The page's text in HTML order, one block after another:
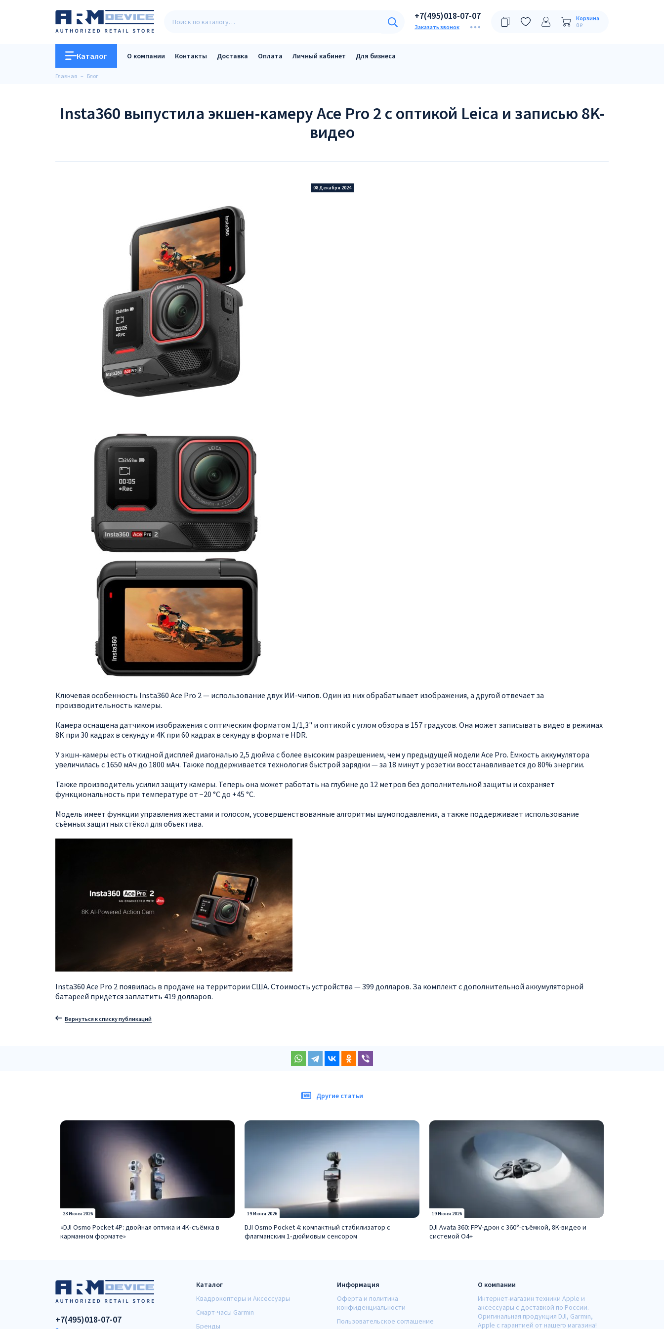
+7(495)018-07-07
Заказать звонок
Корзина
0 ₽
Каталог О компании Контакты Доставка Оплата Личный кабинет Для бизнеса
Главная Блог
Insta360 выпустила экшен-камеру Ace Pro 2 с оптикой Leica и записью 8K-
видео
08 Декабря 2024
Ключевая особенность Insta360 Ace Pro 2 — использование двух ИИ-чипов. Один из них обрабатывает изображения, а другой отвечает за
производительность камеры.
Камера оснащена датчиком изображения с оптическим форматом 1/1,3" и оптикой с углом обзора в 157 градусов. Она может записывать видео в режимах
8K при 30 кадрах в секунду и 4K при 60 кадрах в секунду в формате HDR.
У экшн-камеры есть откидной дисплей диагональю 2,5 дюйма с более высоким разрешением, чем у предыдущей модели Ace Pro. Ёмкость аккумулятора
увеличилась с 1650 мАч до 1800 мАч. Также поддерживается технология быстрой зарядки — за 18 минут у розетки восстанавливается до 80% энергии.
Также производитель усилил защиту камеры. Теперь она может работать на глубине до 12 метров без дополнительной защиты и сохраняет
функциональность при температуре от −20 °C до +45 °C.
Модель имеет функции управления жестами и голосом, усовершенствованные алгоритмы шумоподавления, а также поддерживает использование
съёмных защитных стёкол для объектива.
Insta360 Ace Pro 2 появилась в продаже на территории США. Стоимость устройства — 399 долларов. За комплект с дополнительной аккумуляторной
батареей придётся заплатить 419 долларов.
Вернуться к списку публикаций
Другие статьи
23 Июня 2026
«DJI Osmo Pocket 4P: двойная оптика и 4K‑съёмка в
карманном формате»
19 Июня 2026
DJI Osmo Pocket 4: компактный стабилизатор с
флагманским 1‑дюймовым сенсором
19 Июня 2026
DJI Avata 360: FPV-дрон с 360°-съёмкой, 8K-видео и
системой O4+
+7(495)018-07-07
Каталог
Квадрокоптеры и Аксессуары
Смарт-часы Garmin
Бренды
Информация
Оферта и политика
конфиденциальности
Пользовательское соглашение
О компании
Интернет-магазин техники Apple и
аксессуары с доставкой по России.
Оригинальная продукция DJI, Garmin,
Apple с гарантией от нашего магазина!